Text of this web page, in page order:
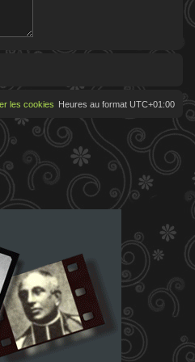
Heures au format UTC+01:00
les cookies